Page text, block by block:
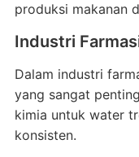
produksi makanan
Industri
Dalam industri
yang sangat
kimia untuk water
konsisten.